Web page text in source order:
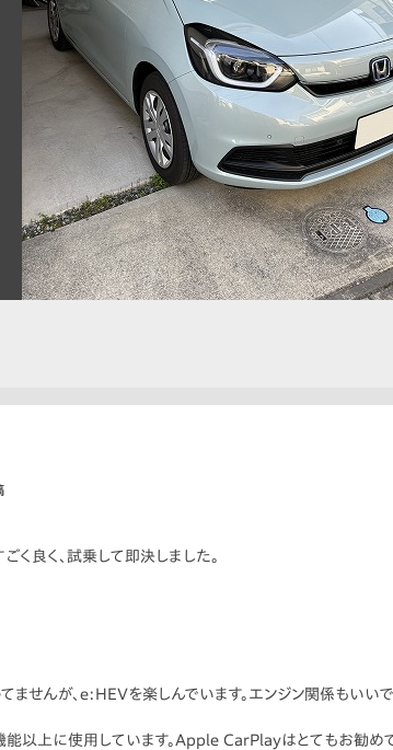
く良く、試乗して即決しました。
ませんが、e:HEVを楽しんでいます。エンジン関係もいい
以上に使用しています。Apple CarPlayはとてもお勧めで